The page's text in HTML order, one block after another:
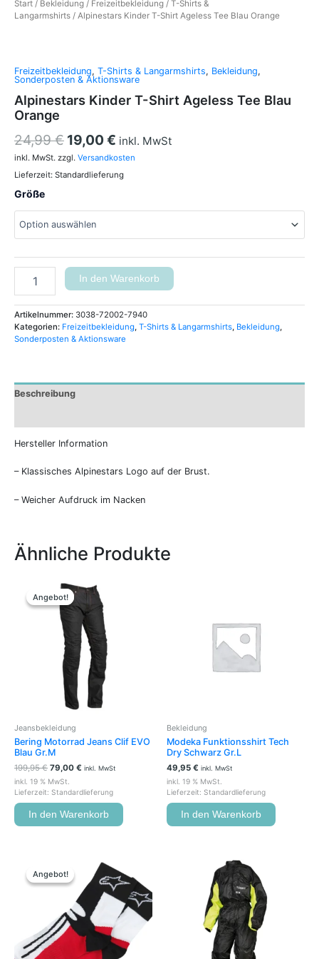
Start / Bekleidung / Freizeitbekleidung / T-Shirts &
Langarmshirts / Alpinestars Kinder T-Shirt Ageless Tee Blau Orange
Freizeitbekleidung, T-Shirts & Langarmshirts, Bekleidung,
Sonderposten & Aktionsware
Alpinestars Kinder T-Shirt Ageless Tee Blau
Orange
24,99€ 19,00€ inkl. MwSt
inkl. MwSt. zzgl. Versandkosten
Lieferzeit: Standardlieferung
Größe
In den Warenkorb
Artikelnummer: 3038-72002-7940
Kategorien: Freizeitbekleidung, T-Shirts & Langarmshirts, Bekleidung,
Sonderposten & Aktionsware
Beschreibung
Hersteller Information
– Klassisches Alpinestars Logo auf der Brust.
– Weicher Aufdruck im Nacken
Ähnliche Produkte
Angebot!
Angebot!
Jeansbekleidung
Bering Motorrad Jeans Clif EVO
Blau Gr.M
199,95€
Ursprünglicher
Preis
war:
199,95 €
79,00 €
Preis
79,00 €.
inkl. MwSt
inkl. 19 % MwSt.
Lieferzeit: Standardlieferung
In den Warenkorb
Bekleidung
Modeka Funktionsshirt Tech
Dry Schwarz Gr.L
49,95 € inkl. MwSt
inkl. 19 % MwSt.
Lieferzeit: Standardlieferung
In den Warenkorb
Angebot!
Angebot!
war:
19,95 €
15,00 €.
weist
mehrere
Varianten
Die